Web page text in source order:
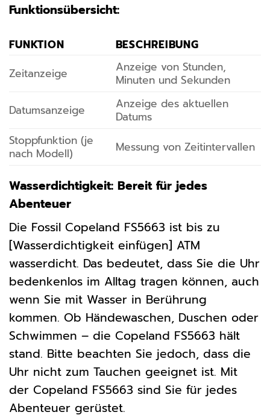
Funktionsübersicht:
FUNKTION
BESCHREIBUNG
Zeitanzeige
Anzeige von Stunden,
Minuten und Sekunden
Datumsanzeige
Anzeige des aktuellen
Datums
Stoppfunktion (je
nach Modell)
Messung von Zeitintervallen
Wasserdichtigkeit: Bereit für jedes
Abenteuer
Die Fossil Copeland FS5663 ist bis zu
[Wasserdichtigkeit einfügen] ATM
wasserdicht. Das bedeutet, dass Sie die Uhr
bedenkenlos im Alltag tragen können, auch
wenn Sie mit Wasser in Berührung
kommen. Ob Händewaschen, Duschen oder
Schwimmen – die Copeland FS5663 hält
stand. Bitte beachten Sie jedoch, dass die
Uhr nicht zum Tauchen geeignet ist. Mit
der Copeland FS5663 sind Sie für jedes
Abenteuer gerüstet.